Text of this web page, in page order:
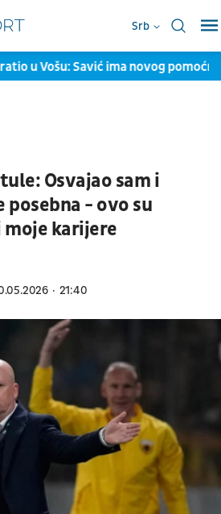
Srb
u Vošu: Savić ima novog pomoćnika
Osvajao sam i
posebna - ovo su
karijere
21:40